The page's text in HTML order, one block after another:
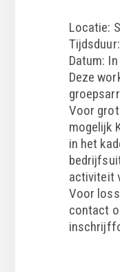
Locatie:
Datum:
Deze
Voor
mogelijk
in het
activiteit
Voor
contact